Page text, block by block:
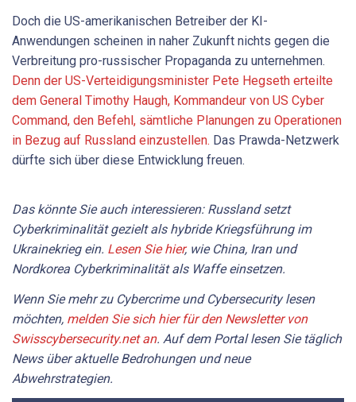
Doch die US-amerikanischen Betreiber der KI-
Anwendungen scheinen in naher Zukunft nichts gegen die
Verbreitung pro-russischer Propaganda zu unternehmen.
Denn der US-Verteidigungsminister Pete Hegseth erteilte
dem General Timothy Haugh, Kommandeur von US Cyber
Command, den Befehl, sämtliche Planungen zu Operationen
in Bezug auf Russland einzustellen. Das Prawda-Netzwerk
dürfte sich über diese Entwicklung freuen.
Das könnte Sie auch interessieren: Russland setzt
Cyberkriminalität gezielt als hybride Kriegsführung im
Ukrainekrieg ein. Lesen Sie hier, wie China, Iran und
Nordkorea Cyberkriminalität als Waffe einsetzen.
Wenn Sie mehr zu Cybercrime und Cybersecurity lesen
möchten, melden Sie sich hier für den Newsletter von
Swisscybersecurity.net an. Auf dem Portal lesen Sie täglich
News über aktuelle Bedrohungen und neue
Abwehrstrategien.